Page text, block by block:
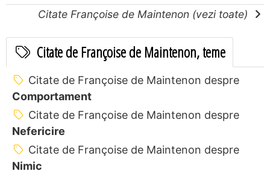
Citate Françoise de Maintenon (vezi toate)
Citate de Françoise de Maintenon, teme
Citate de Françoise de Maintenon despre
Comportament
Citate de Françoise de Maintenon despre
Nefericire
Citate de Françoise de Maintenon despre
Nimic